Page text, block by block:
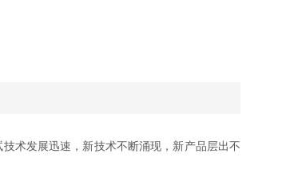
术发展迅速，新技术不断涌现，新产品层出不